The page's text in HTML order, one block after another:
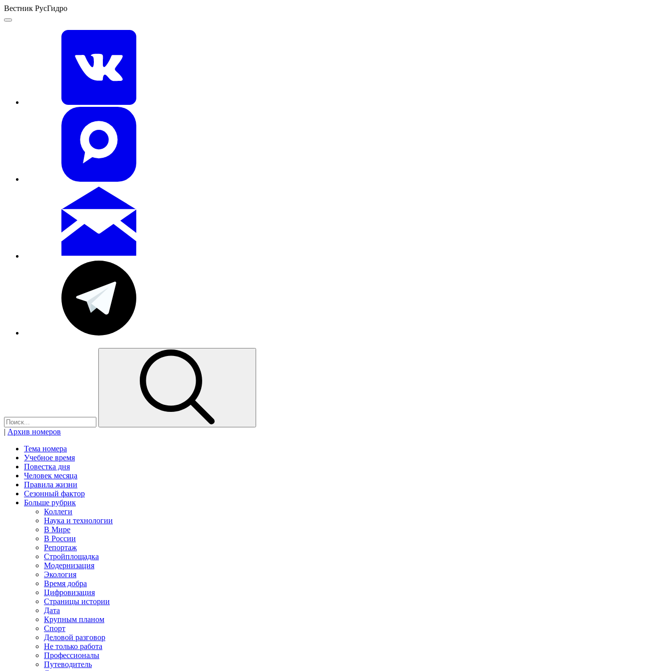
Вестник РусГидро
| Архив номеров
Тема номера
Учебное время
Повестка дня
Человек месяца
Правила жизни
Сезонный фактор
Больше рубрик
Коллеги
Наука и технологии
В Мире
В России
Репортаж
Стройплощадка
Модернизация
Экология
Время добра
Цифровизация
Страницы истории
Дата
Крупным планом
Спорт
Деловой разговор
Не только работа
Профессионалы
Путеводитель